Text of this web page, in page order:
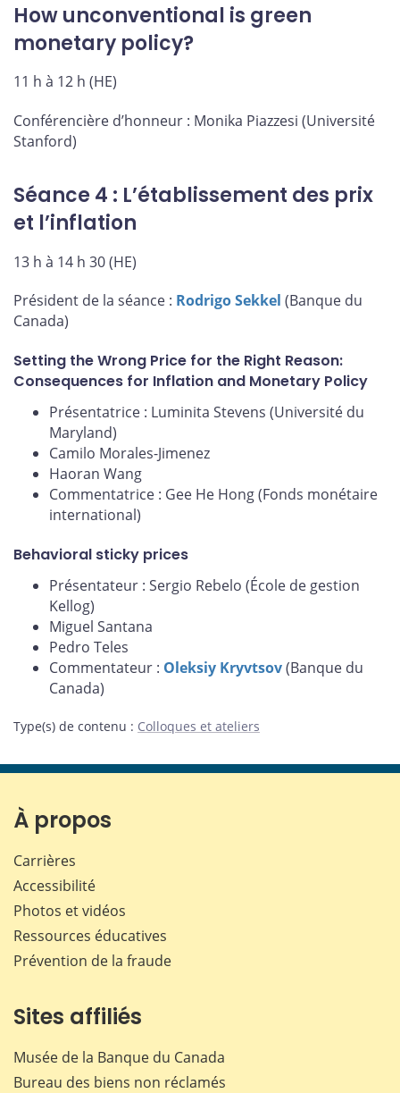
How unconventional is green
monetary policy?
11 h à 12 h (HE)
Conférencière d’honneur : Monika Piazzesi (Université
Stanford)
Séance 4 : L’établissement des prix
et l’inflation
13 h à 14 h 30 (HE)
Président de la séance : Rodrigo Sekkel (Banque du
Canada)
Setting the Wrong Price for the Right Reason:
Consequences for Inflation and Monetary Policy
Présentatrice : Luminita Stevens (Université du
Maryland)
Camilo Morales-Jimenez
Haoran Wang
Commentatrice : Gee He Hong (Fonds monétaire
international)
Behavioral sticky prices
Présentateur : Sergio Rebelo (École de gestion
Kellog)
Miguel Santana
Pedro Teles
Commentateur : Oleksiy Kryvtsov(Banque du
Canada)
Type(s) de contenu : Colloques et ateliers
À propos
Carrières
Accessibilité
Photos et vidéos
Ressources éducatives
Prévention de la fraude
Sites affiliés
Musée de la Banque du Canada
Bureau des biens non réclamés